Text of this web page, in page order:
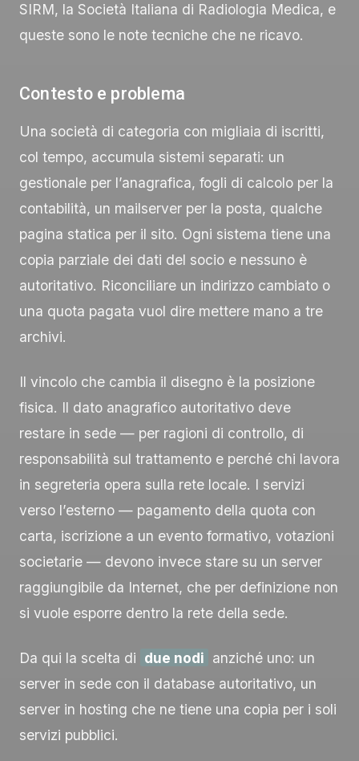
SIRM, la Società Italiana di Radiologia Medica, e
queste sono le note tecniche che ne ricavo.
Contesto e problema
Una società di categoria con migliaia di iscritti,
col tempo, accumula sistemi separati: un
gestionale per l’anagrafica, fogli di calcolo per la
contabilità, un mailserver per la posta, qualche
pagina statica per il sito. Ogni sistema tiene una
copia parziale dei dati del socio e nessuno è
autoritativo. Riconciliare un indirizzo cambiato o
una quota pagata vuol dire mettere mano a tre
archivi.
Il vincolo che cambia il disegno è la posizione
fisica. Il dato anagrafico autoritativo deve
restare in sede — per ragioni di controllo, di
responsabilità sul trattamento e perché chi lavora
in segreteria opera sulla rete locale. I servizi
verso l’esterno — pagamento della quota con
carta, iscrizione a un evento formativo, votazioni
societarie — devono invece stare su un server
raggiungibile da Internet, che per definizione non
si vuole esporre dentro la rete della sede.
Da qui la scelta di due nodi anziché uno: un
server in sede con il database autoritativo, un
server in hosting che ne tiene una copia per i soli
servizi pubblici.